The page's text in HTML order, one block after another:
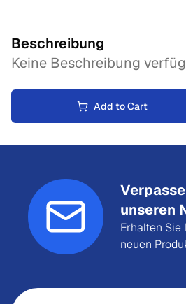
Beschreibung
Keine Beschreibung
Add to Cart
unseren
Erhalten Sie
neuen